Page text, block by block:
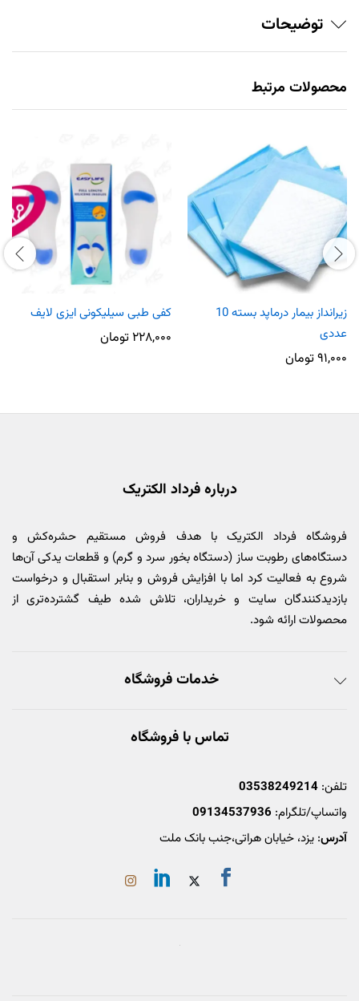
توضیحات
محصولات مرتبط
زیرانداز بیمار درماپد بسته 10
عددی
۹۱,۰۰۰تومان
کفی طبی سیلیکونی ایزی لایف
۲۲۸,۰۰۰ تومان
درباره فرداد الکتریک
فروشگاه فرداد الکتریک با هدف فروش مستقیم حشره‌کش و
دستگاه‌های رطوبت ساز (دستگاه بخور سرد و گرم) و قطعات یدکی آن‌ها
شروع به فعالیت کرد اما با افزایش فروش و بنابر استقبال و درخواست
بازدیدکنندگان سایت و خریداران، تلاش شده طیف گشترده‌تری از
محصولات ارائه شود.
خدمات فروشگاه
تماس با فروشگاه
تلفن: 03538249214
واتساپ/تلگرام: 09134537936
آدرس: یزد، خیابان هراتی،جنب بانک ملت